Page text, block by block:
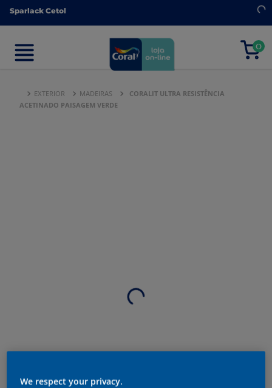
Sparlack Cetol
0
Sparlack Cetol
0
EXTERIOR MADEIRAS
CORALIT ULTRA RESISTÊNCIA
ACETINADO PAISAGEM VERDE
We respect your privacy.